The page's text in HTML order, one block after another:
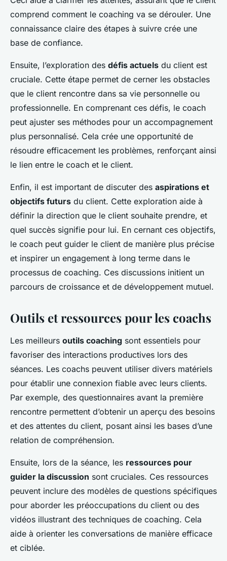
comprend comment le coaching va se dérouler. Une
connaissance claire des étapes à suivre crée une
base de confiance.
Ensuite, l’exploration des défis actuels du client est
cruciale. Cette étape permet de cerner les obstacles
que le client rencontre dans sa vie personnelle ou
professionnelle. En comprenant ces défis, le coach
peut ajuster ses méthodes pour un accompagnement
plus personnalisé. Cela crée une opportunité de
résoudre efficacement les problèmes, renforçant ainsi
le lien entre le coach et le client.
Enfin, il est important de discuter des aspirations et
objectifs futurs du client. Cette exploration aide à
définir la direction que le client souhaite prendre, et
quel succès signifie pour lui. En cernant ces objectifs,
le coach peut guider le client de manière plus précise
et inspirer un engagement à long terme dans le
processus de coaching. Ces discussions initient un
parcours de croissance et de développement mutuel.
Outils et ressources pour les coachs
Les meilleurs outils coaching sont essentiels pour
favoriser des interactions productives lors des
séances. Les coachs peuvent utiliser divers matériels
pour établir une connexion fiable avec leurs clients.
Par exemple, des questionnaires avant la première
rencontre permettent d’obtenir un aperçu des besoins
et des attentes du client, posant ainsi les bases d’une
relation de compréhension.
Ensuite, lors de la séance, les ressources pour
guider la discussion sont cruciales. Ces ressources
peuvent inclure des modèles de questions spécifiques
pour aborder les préoccupations du client ou des
vidéos illustrant des techniques de coaching. Cela
aide à orienter les conversations de manière efficace
et ciblée.